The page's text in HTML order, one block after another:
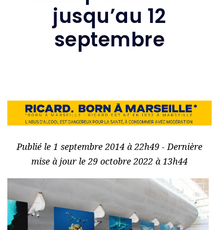
jusqu’au 12
septembre
Publié le 1 septembre 2014 à 22h49 - Dernière
mise à jour le 29 octobre 2022 à 13h44